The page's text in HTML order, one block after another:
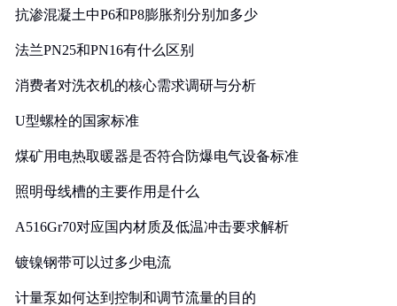
抗渗混凝土中P6和P8膨胀剂分别加多少
法兰PN25和PN16有什么区别
消费者对洗衣机的核心需求调研与分析
U型螺栓的国家标准
煤矿用电热取暖器是否符合防爆电气设备标准
照明母线槽的主要作用是什么
A516Gr70对应国内材质及低温冲击要求解析
镀镍钢带可以过多少电流
计量泵如何达到控制和调节流量的目的